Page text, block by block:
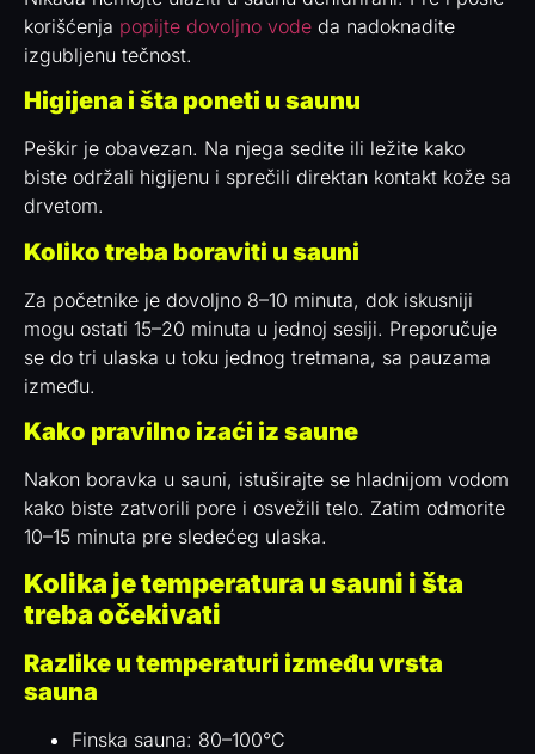
korišćenja popijte dovoljno vode da nadoknadite
izgubljenu tečnost.
Higijena i šta poneti u saunu
Peškir je obavezan. Na njega sedite ili ležite kako
biste održali higijenu i sprečili direktan kontakt kože sa
drvetom.
Koliko treba boraviti u sauni
Za početnike je dovoljno 8–10 minuta, dok iskusniji
mogu ostati 15–20 minuta u jednoj sesiji. Preporučuje
se do tri ulaska u toku jednog tretmana, sa pauzama
između.
Kako pravilno izaći iz saune
Nakon boravka u sauni, istuširajte se hladnijom vodom
kako biste zatvorili pore i osvežili telo. Zatim odmorite
10–15 minuta pre sledećeg ulaska.
Kolika je temperatura u sauni i šta
treba očekivati
Razlike u temperaturi između vrsta
sauna
Finska sauna: 80–100°C